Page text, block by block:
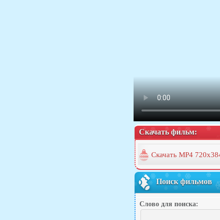
Скачать фильм:
Скачать MP4
Поиск фильмов
Слово для поиска: